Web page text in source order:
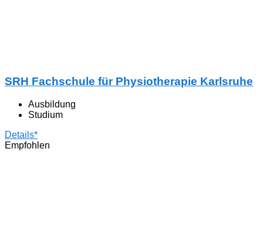
SRH Fachschule für Physiotherapie Karlsruhe
Ausbildung
Studium
Details*
Empfohlen